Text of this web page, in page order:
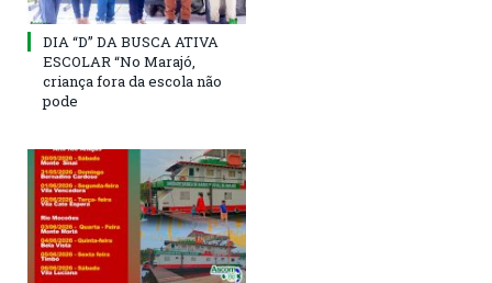
DIA “D” DA BUSCA ATIVA
ESCOLAR “No Marajó,
criança fora da escola não
pode